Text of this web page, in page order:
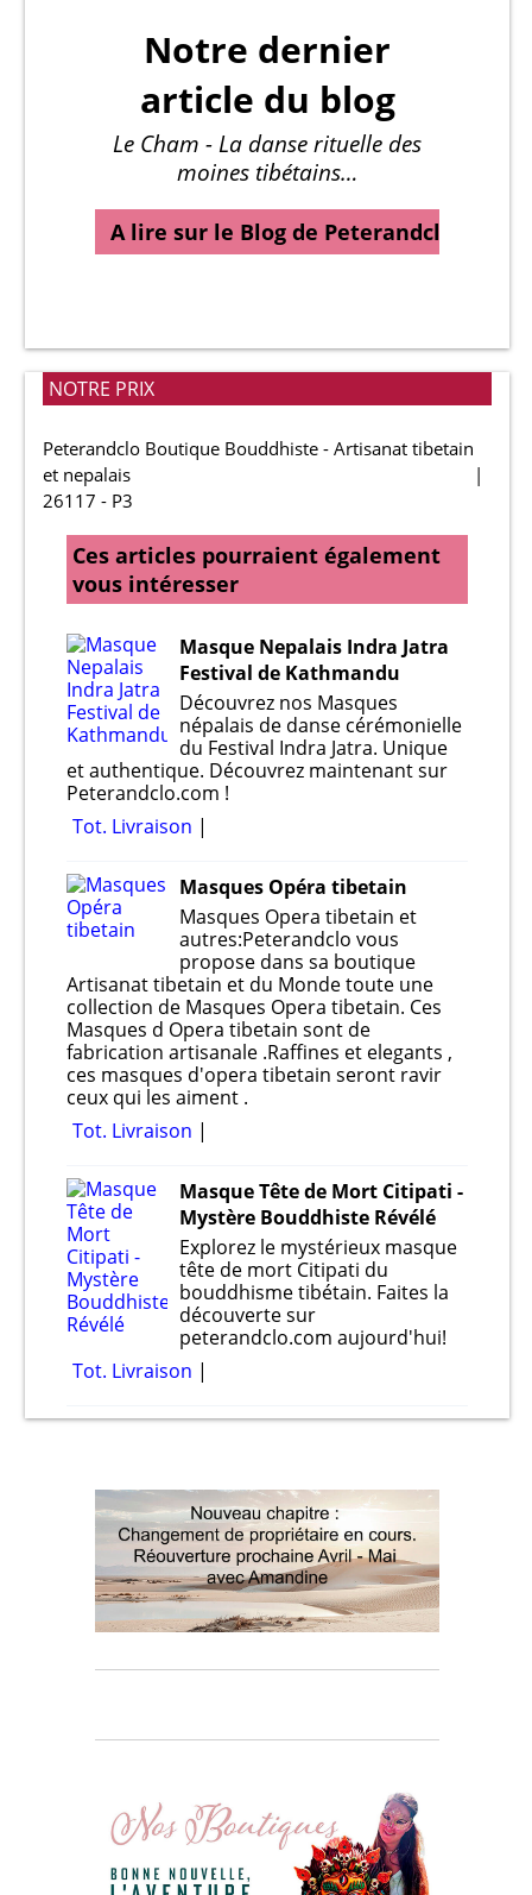
Notre dernier
article du blog
Le Cham - La danse rituelle des
moines tibétains…
A lire sur le Blog de Peterandclo…
NOTRE PRIX
Peterandclo Boutique Bouddhiste - Artisanat tibetain
et nepalais
26117 - P3
Ces articles pourraient également
vous intéresser
Masque Nepalais Indra Jatra
Festival de Kathmandu
Découvrez nos Masques
népalais de danse cérémonielle
du Festival Indra Jatra. Unique
et authentique. Découvrez maintenant sur
Peterandclo.com !
Tot. Livraison
Masques Opéra tibetain
Masques Opera tibetain et
autres:Peterandclo vous
propose dans sa boutique
Artisanat tibetain et du Monde toute une
collection de Masques Opera tibetain. Ces
Masques d Opera tibetain sont de
fabrication artisanale .Raffines et elegants ,
ces masques d'opera tibetain seront ravir
ceux qui les aiment .
Tot. Livraison
Masque Tête de Mort Citipati -
Mystère Bouddhiste Révélé
Explorez le mystérieux masque
tête de mort Citipati du
bouddhisme tibétain. Faites la
découverte sur
peterandclo.com aujourd'hui!
Tot. Livraison